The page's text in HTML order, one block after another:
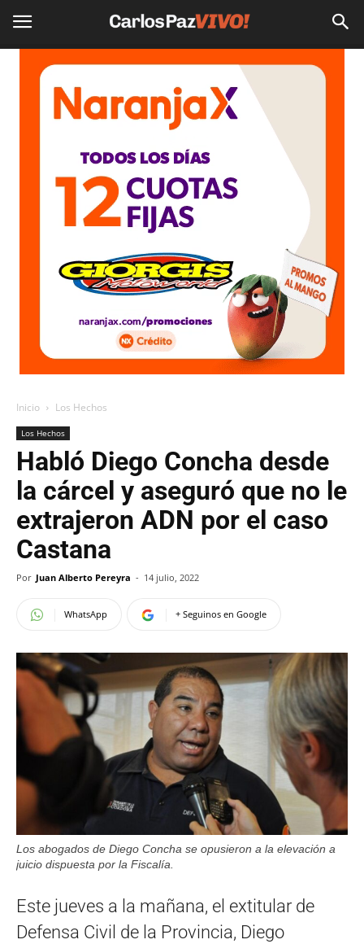
Inicio Los Hechos
Los Hechos
Habló Diego Concha desde
la cárcel y aseguró que no le
extrajeron ADN por el caso
Castana
Por Juan Alberto Pereyra - 14 julio, 2022
WhatsApp + Seguinos en Google
Los abogados de Diego Concha se opusieron a la elevación a
juicio dispuesta por la Fiscalía.
Este jueves a la mañana, el extitular de
Defensa Civil de la Provincia, Diego